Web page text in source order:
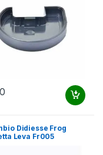
Didiesse Frog
Leva Fr005